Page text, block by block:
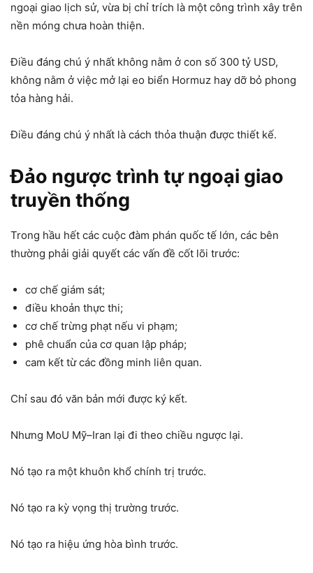
ngoại giao lịch sử, vừa bị chỉ trích là một công trình xây trên
nền móng chưa hoàn thiện.
Điều đáng chú ý nhất không nằm ở con số 300 tỷ USD,
không nằm ở việc mở lại eo biển Hormuz hay dỡ bỏ phong
tỏa hàng hải.
Điều đáng chú ý nhất là cách thỏa thuận được thiết kế.
Đảo ngược trình tự ngoại giao
truyền thống
Trong hầu hết các cuộc đàm phán quốc tế lớn, các bên
thường phải giải quyết các vấn đề cốt lõi trước:
cơ chế giám sát;
điều khoản thực thi;
cơ chế trừng phạt nếu vi phạm;
phê chuẩn của cơ quan lập pháp;
cam kết từ các đồng minh liên quan.
Chỉ sau đó văn bản mới được ký kết.
Nhưng MoU Mỹ–Iran lại đi theo chiều ngược lại.
Nó tạo ra một khuôn khổ chính trị trước.
Nó tạo ra kỳ vọng thị trường trước.
Nó tạo ra hiệu ứng hòa bình trước.